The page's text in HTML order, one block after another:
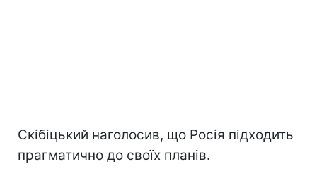
Скібіцький наголосив, що Росія підходить
прагматично до своїх планів.